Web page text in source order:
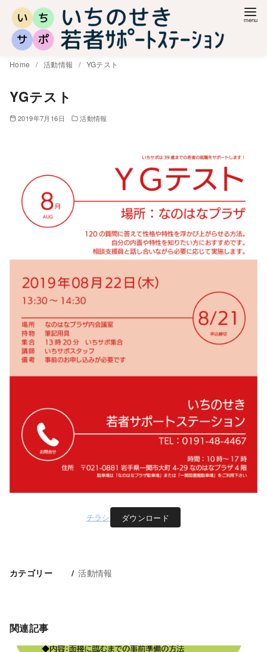
Home 活動情報 YGテスト
YGテスト
2019年7月16日 活動情報
チラシ ダウンロード
カテゴリー 活動情報
関連記事